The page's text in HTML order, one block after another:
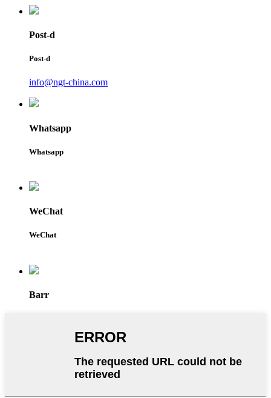
Post-d
Post-d
info@ngt-china.com
Whatsapp
Whatsapp
WeChat
WeChat
Barr